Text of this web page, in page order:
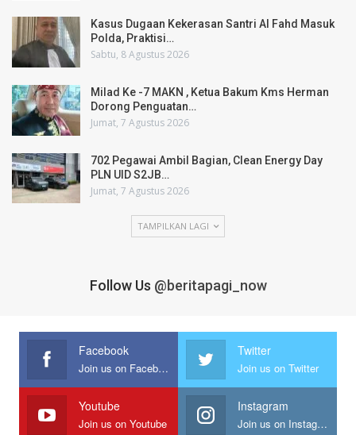
Kasus Dugaan Kekerasan Santri Al Fahd Masuk
Polda, Praktisi…
Sabtu, 8 Agustus 2026
Milad Ke -7 MAKN , Ketua Bakum Kms Herman
Dorong Penguatan…
Jumat, 7 Agustus 2026
702 Pegawai Ambil Bagian, Clean Energy Day
PLN UID S2JB…
Jumat, 7 Agustus 2026
TAMPILKAN LAGI
Follow Us @beritapagi_now
Facebook
Join us on Facebook
Twitter
Join us on Twitter
Youtube
Join us on Youtube
Instagram
Join us on Instagram